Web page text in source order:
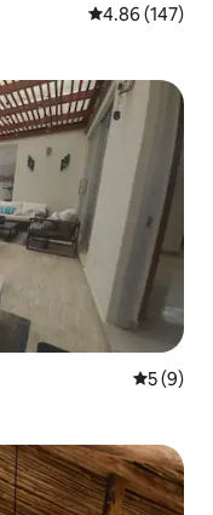
평점 4.86점(5
4.86 (147)
평점 5점
5 (9)